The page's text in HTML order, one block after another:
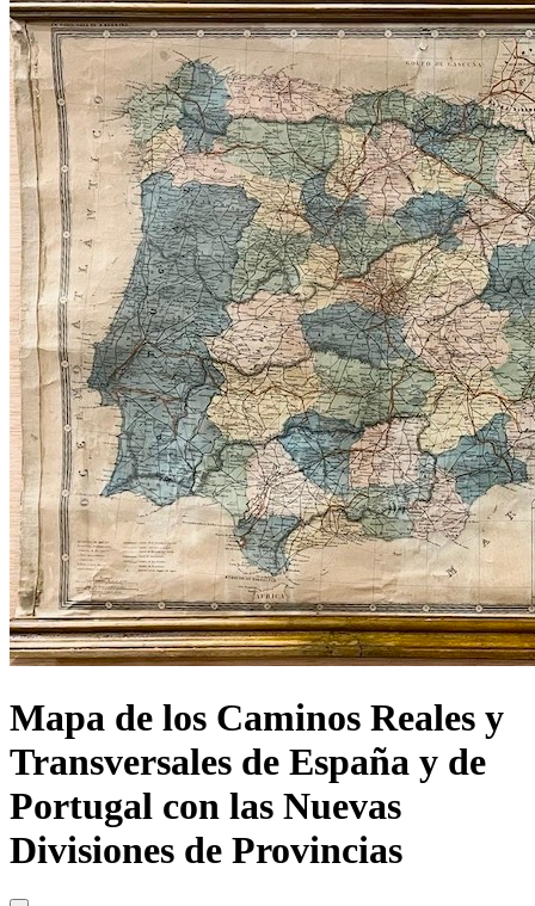
Mapa de los Caminos Reales y
Transversales de España y de
Portugal con las Nuevas
Divisiones de Provincias